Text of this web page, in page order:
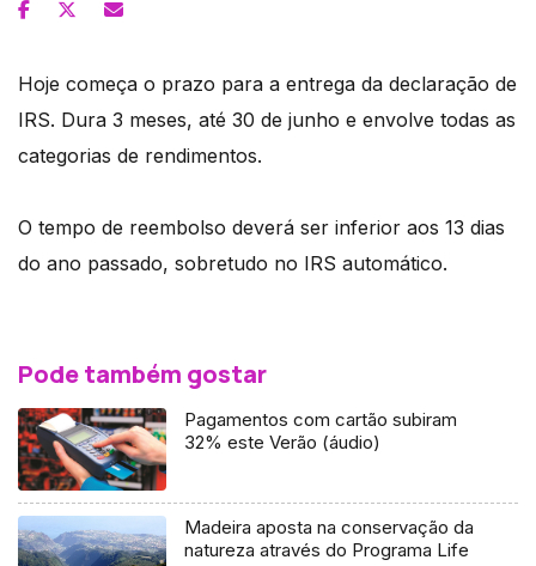
Hoje começa o prazo para a entrega da declaração de
IRS. Dura 3 meses, até 30 de junho e envolve todas as
categorias de rendimentos.
O tempo de reembolso deverá ser inferior aos 13 dias
do ano passado, sobretudo no IRS automático.
Pode também gostar
Pagamentos com cartão subiram
32% este Verão (áudio)
Madeira aposta na conservação da
natureza através do Programa Life